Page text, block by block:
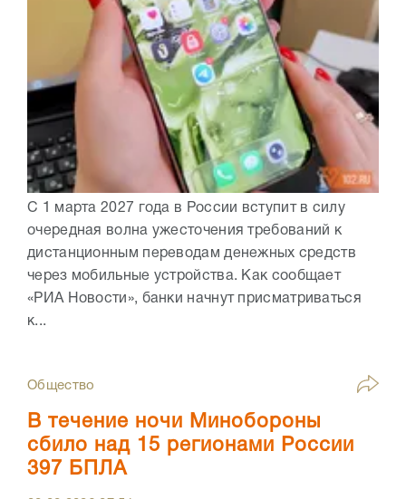
С 1 марта 2027 года в России вступит в силу
очередная волна ужесточения требований к
дистанционным переводам денежных средств
через мобильные устройства. Как сообщает
«РИА Новости», банки начнут присматриваться
к...
Общество
В течение ночи Минобороны
сбило над 15 регионами России
397 БПЛА